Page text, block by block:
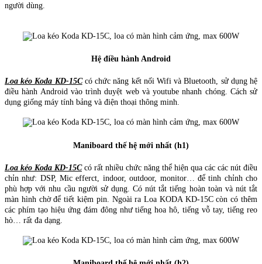
người dùng.
Hệ điều hành Android
Loa kéo Koda KD-15Ccó chức năng kết nối Wifi và Bluetooth, sử dụng hệ
điều hành Android vào trình duyệt web và youtube nhanh chóng. Cách sử
dụng giống máy tính bảng và điện thoại thông minh.
Maniboard thế hệ mới nhất (h1)
Loa kéo Koda KD-15Ccó rất nhiều chức năng thể hiện qua các các nút điều
chỉn như: DSP, Mic efferct, indoor, outdoor, monitor… để tinh chỉnh cho
phù hợp với nhu cầu người sử dụng. Có nút tắt tiếng hoàn toàn và nút tắt
màn hình chờ để tiết kiệm pin. Ngoài ra Loa KODA KD-15C còn có thêm
các phím tạo hiệu ứng đám đông như tiếng hoa hô, tiếng vỗ tay, tiếng reo
hò… rất đa dạng.